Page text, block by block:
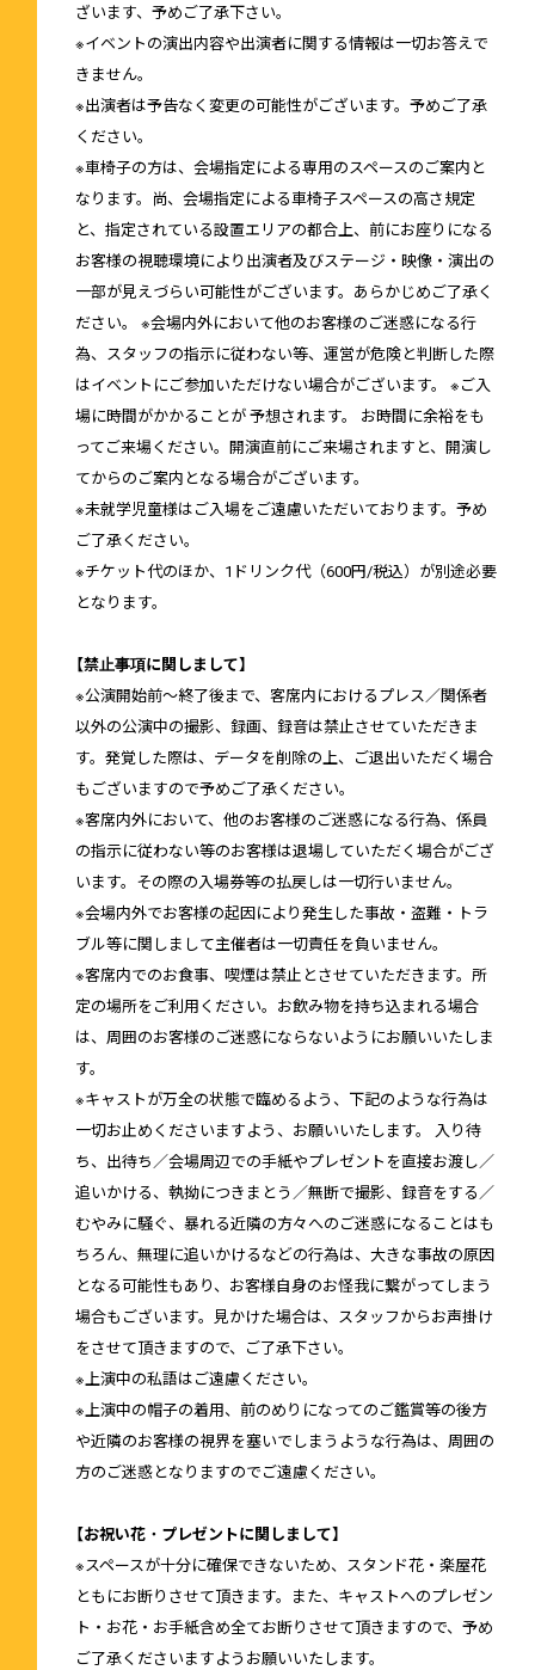
ざいます、予めご了承下さい。
※イベントの演出内容や出演者に関する情報は一切お答えで
きません。
※出演者は予告なく変更の可能性がございます。予めご了承
ください。
※車椅子の方は、会場指定による専用のスペースのご案内と
なります。尚、会場指定による車椅子スペースの高さ規定
と、指定されている設置エリアの都合上、前にお座りになる
お客様の視聴環境により出演者及びステージ・映像・演出の
一部が見えづらい可能性がございます。あらかじめご了承く
ださい。 ※会場内外において他のお客様のご迷惑になる行
為、スタッフの指示に従わない等、運営が危険と判断した際
はイベントにご参加いただけない場合がございます。 ※ご入
場に時間がかかることが 予想されます。 お時間に余裕をも
ってご来場ください。開演直前にご来場されますと、開演し
てからのご案内となる場合がございます。
※未就学児童様はご入場をご遠慮いただいております。予め
ご了承ください。
※チケット代のほか、1ドリンク代（600円/税込）が別途必要
となります。
【禁止事項に関しまして】
※公演開始前～終了後まで、客席内におけるプレス／関係者
以外の公演中の撮影、録画、録音は禁止させていただきま
す。発覚した際は、データを削除の上、ご退出いただく場合
もございますので予めご了承ください。
※客席内外において、他のお客様のご迷惑になる行為、係員
の指示に従わない等のお客様は退場していただく場合がござ
います。その際の入場券等の払戻しは一切行いません。
※会場内外でお客様の起因により発生した事故・盗難・トラ
ブル等に関しまして主催者は一切責任を負いません。
※客席内でのお食事、喫煙は禁止とさせていただきます。所
定の場所をご利用ください。お飲み物を持ち込まれる場合
は、周囲のお客様のご迷惑にならないようにお願いいたしま
す。
※キャストが万全の状態で臨めるよう、下記のような行為は
一切お止めくださいますよう、お願いいたします。 入り待
ち、出待ち／会場周辺での手紙やプレゼントを直接お渡し／
追いかける、執拗につきまとう／無断で撮影、録音をする／
むやみに騒ぐ、暴れる近隣の方々へのご迷惑になることはも
ちろん、無理に追いかけるなどの行為は、大きな事故の原因
となる可能性もあり、お客様自身のお怪我に繋がってしまう
場合もございます。見かけた場合は、スタッフからお声掛け
をさせて頂きますので、ご了承下さい。
※上演中の私語はご遠慮ください。
※上演中の帽子の着用、前のめりになってのご鑑賞等の後方
や近隣のお客様の視界を塞いでしまうような行為は、周囲の
方のご迷惑となりますのでご遠慮ください。
【お祝い花・プレゼントに関しまして】
※スペースが十分に確保できないため、スタンド花・楽屋花
ともにお断りさせて頂きます。また、キャストへのプレゼン
ト・お花・お手紙含め全てお断りさせて頂きますので、予め
ご了承くださいますようお願いいたします。